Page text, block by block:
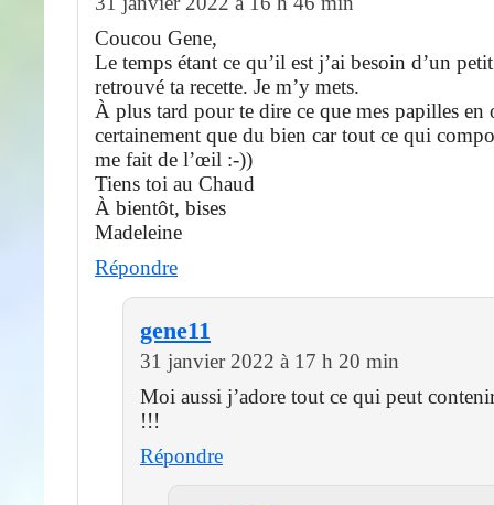
Coucou Gene,
Le temps étant ce qu’il est j’ai besoin d’un
retrouvé ta recette. Je m’y mets.
À plus tard pour te dire ce que mes papilles en
certainement que du bien car tout ce qui
me fait de l’œil :-))
Tiens toi au Chaud
À bientôt, bises
Madeleine
Répondre
gene11
31 janvier 2022 à 17 h 20 min
Moi aussi j’adore tout ce qui peut
!!!
Répondre